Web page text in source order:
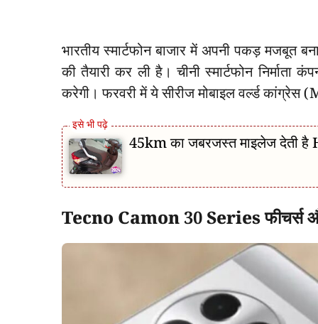
भारतीय स्मार्टफोन बाजार में अपनी पकड़ मजबूत
की तैयारी कर ली है। चीनी स्मार्टफोन निर्माता
करेगी। फरवरी में ये सीरीज मोबाइल वर्ल्ड
45km का जबरजस्त माइलेज देती
Tecno Camon 30 Series फीचर्स